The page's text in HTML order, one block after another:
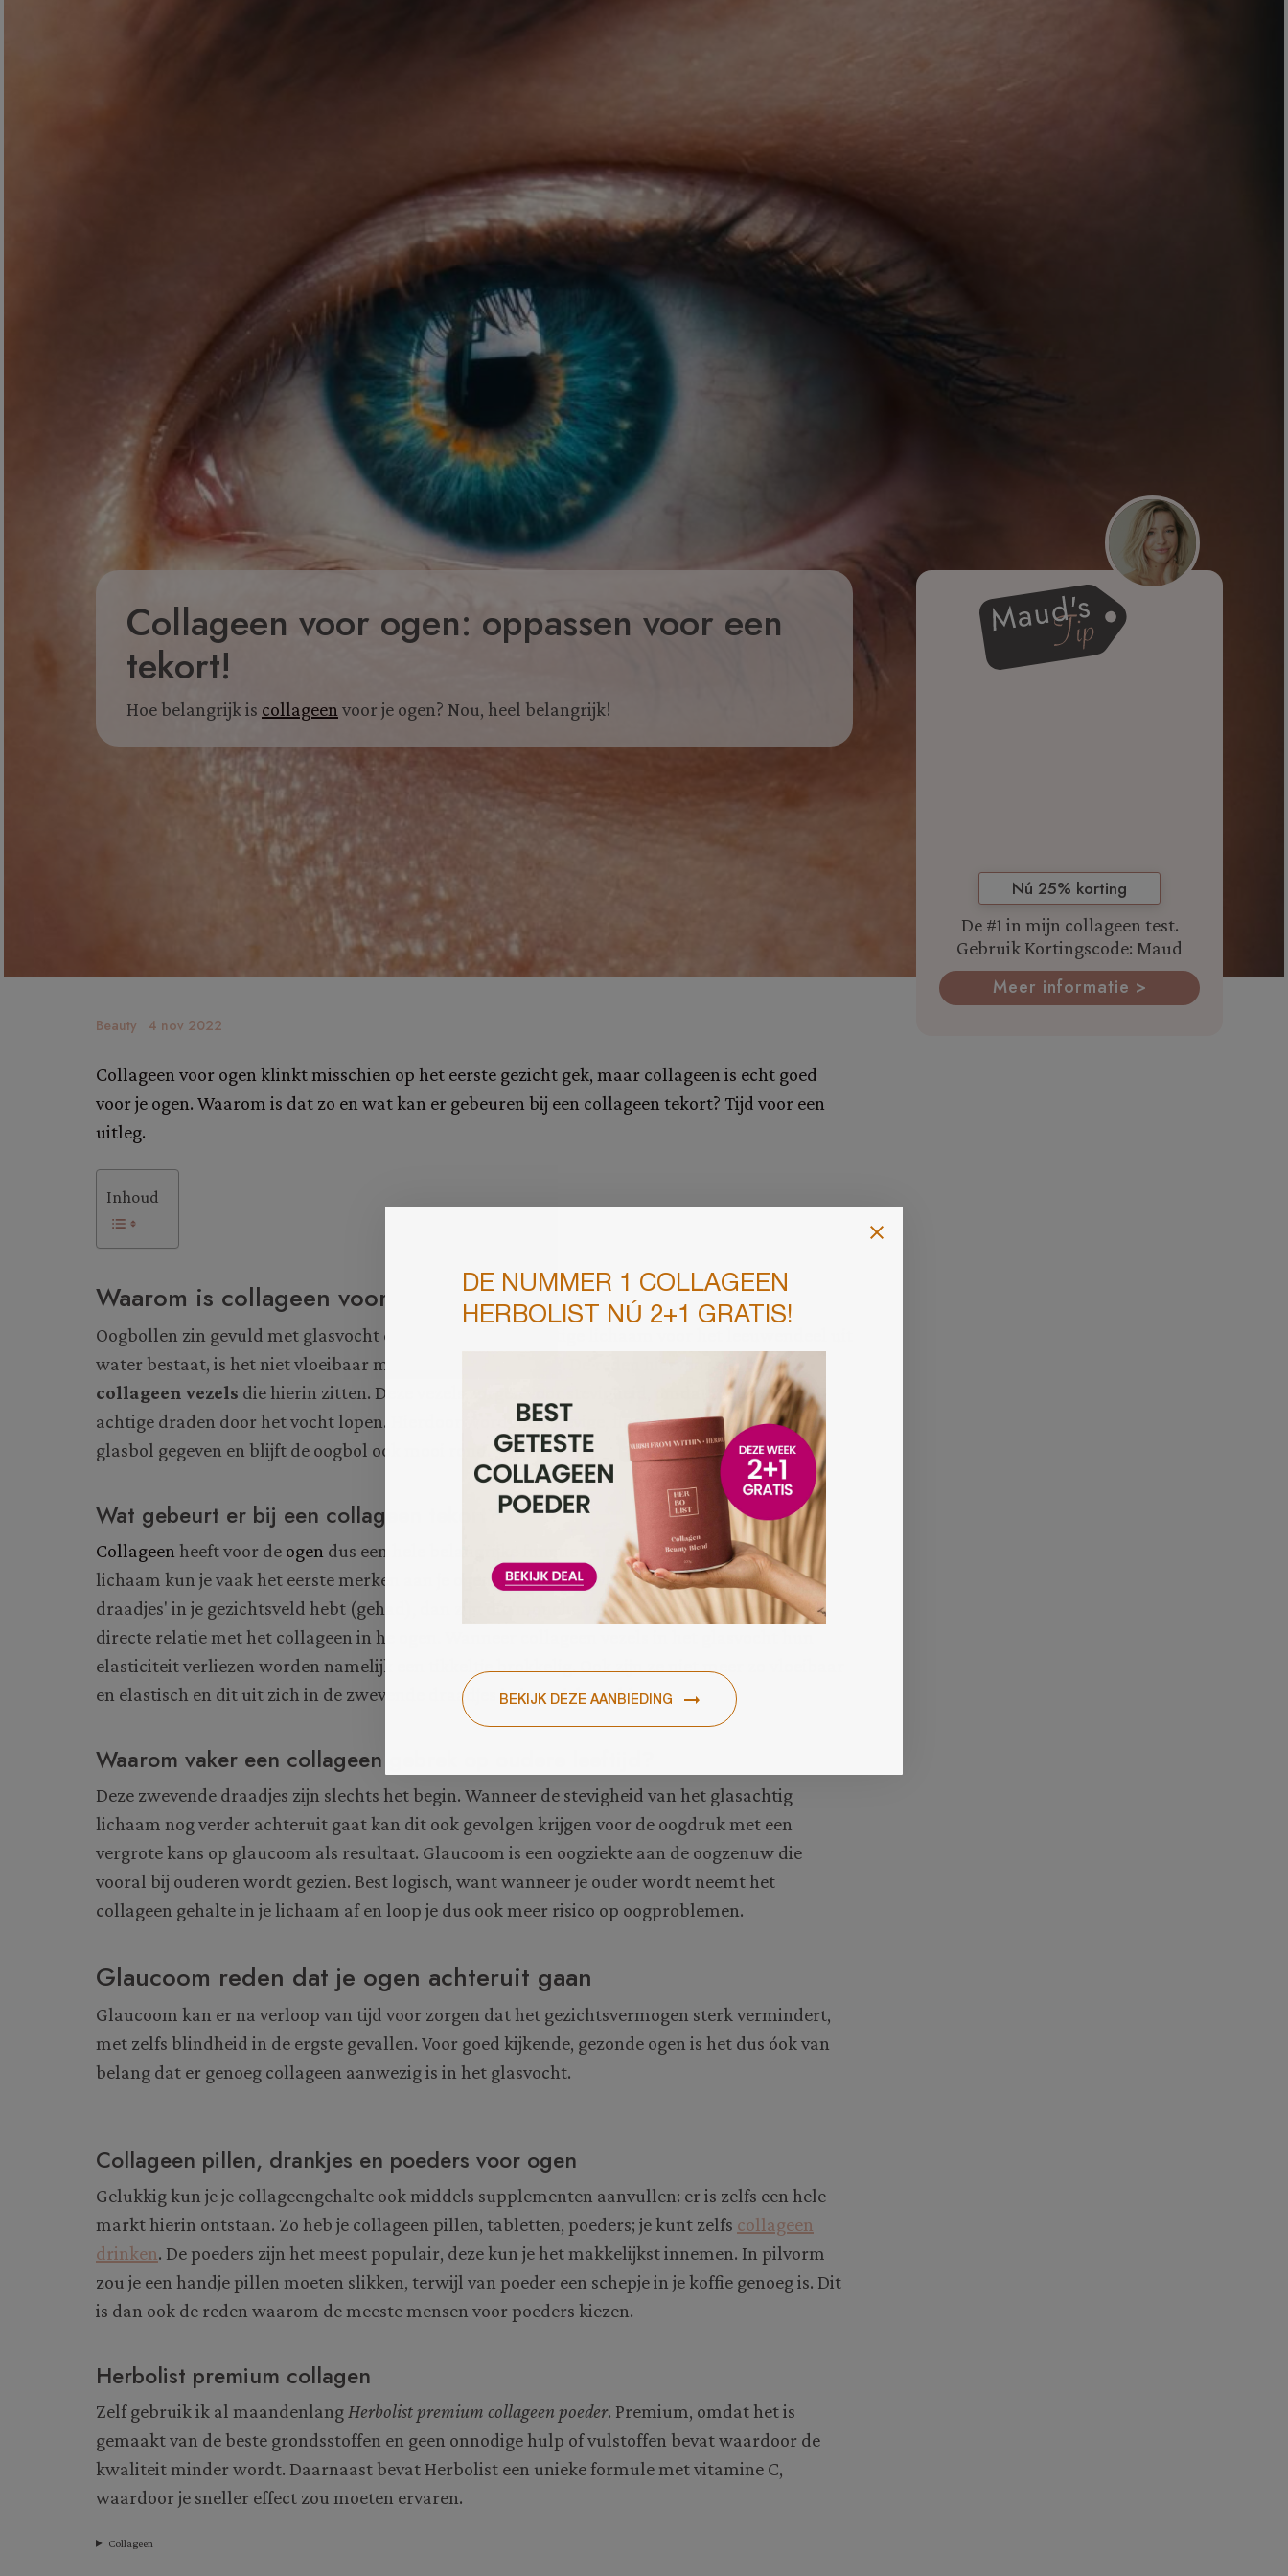
Collageen voor ogen: oppassen voor een
tekort!
Hoe belangrijk is collageen voor je ogen? Nou, heel belangrijk!
Nú 25% korting
De #1 in mijn collageen test.
Gebruik Kortingscode: Maud
Meer informatie >
Beauty 4 nov 2022
Collageen voor ogen klinkt misschien op het eerste gezicht gek, maar collageen is echt goed
voor je ogen. Waarom is dat zo en wat kan er gebeuren bij een collageen tekort? Tijd voor een
uitleg.
Inhoud
Waarom is collageen voor de ogen?
Oogbollen zin gevuld met glasvocht en hoewel dit glasachtige lichaam voor het leeuwendeel uit
water bestaat, is het niet vloeibaar maar vooral geleiachtig. De reden hiervoor zijn de
collageen vezels die hierin zitten. Deze vezels zorgen voor stevigheid, omdat met spaghetti-
achtige draden door het vocht lopen. Hierdoor wordt een stevige, flexibele structuur aan de
glasbol gegeven en blijft de oogbol ook mooi rond.
Wat gebeurt er bij een collageen tekort?
Collageen heeft voor de ogen dus een hele belangrijke functie en een collageen tekort in je
lichaam kun je vaak het eerste merken aan je ogen. Wanneer je wel eens last van ‘zwevende
draadjes' in je gezichtsveld hebt (gehad), dan zijn dit ‘mouche volants'. En die hebben een
directe relatie met het collageen in he ogen. Wanneer collageen vezels in het glasvocht hun
elasticiteit verliezen worden namelijk een tikkeltje brokkelig. Ook zijn ze niet meer zo vloeibaar
en elastisch en dit uit zich in de zwevende draadjes in je gezichtsveld.
Waarom vaker een collageen gebrek op oudere leeftijd?
Deze zwevende draadjes zijn slechts het begin. Wanneer de stevigheid van het glasachtig
lichaam nog verder achteruit gaat kan dit ook gevolgen krijgen voor de oogdruk met een
vergrote kans op glaucoom als resultaat. Glaucoom is een oogziekte aan de oogzenuw die
vooral bij ouderen wordt gezien. Best logisch, want wanneer je ouder wordt neemt het
collageen gehalte in je lichaam af en loop je dus ook meer risico op oogproblemen.
Glaucoom reden dat je ogen achteruit gaan
Glaucoom kan er na verloop van tijd voor zorgen dat het gezichtsvermogen sterk vermindert,
met zelfs blindheid in de ergste gevallen. Voor goed kijkende, gezonde ogen is het dus óok van
belang dat er genoeg collageen aanwezig is in het glasvocht.
Collageen pillen, drankjes en poeders voor ogen
Gelukkig kun je je collageengehalte ook middels supplementen aanvullen: er is zelfs een hele
markt hierin ontstaan. Zo heb je collageen pillen, tabletten, poeders; je kunt zelfs collageen
drinken. De poeders zijn het meest populair, deze kun je het makkelijkst innemen. In pilvorm
zou je een handje pillen moeten slikken, terwijl van poeder een schepje in je koffie genoeg is. Dit
is dan ook de reden waarom de meeste mensen voor poeders kiezen.
Herbolist premium collagen
Zelf gebruik ik al maandenlang Herbolist premium collageen poeder. Premium, omdat het is
gemaakt van de beste grondsstoffen en geen onnodige hulp of vulstoffen bevat waardoor de
kwaliteit minder wordt. Daarnaast bevat Herbolist een unieke formule met vitamine C,
waardoor je sneller effect zou moeten ervaren.
Collageen